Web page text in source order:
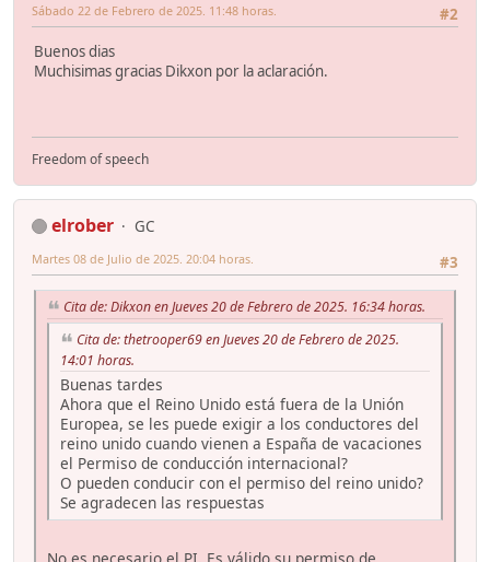
#2
Sábado 22 de Febrero de 2025. 11:48 horas.
Buenos dias
Muchisimas gracias Dikxon por la aclaración.
Freedom of speech
elrober
GC
#3
Martes 08 de Julio de 2025. 20:04 horas.
Cita de: Dikxon en Jueves 20 de Febrero de 2025. 16:34 horas.
Cita de: thetrooper69 en Jueves 20 de Febrero de 2025.
14:01 horas.
Buenas tardes
Ahora que el Reino Unido está fuera de la Unión
Europea, se les puede exigir a los conductores del
reino unido cuando vienen a España de vacaciones
el Permiso de conducción internacional?
O pueden conducir con el permiso del reino unido?
Se agradecen las respuestas
No es necesario el PI. Es válido su permiso de